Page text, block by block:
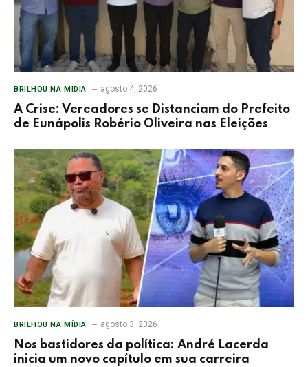
BRILHOU NA MÍDIA agosto 4, 2026
A Crise: Vereadores se Distanciam do Prefeito
de Eunápolis Robério Oliveira nas Eleições
BRILHOU NA MÍDIA agosto 3, 2026
Nos bastidores da política: André Lacerda
inicia um novo capítulo em sua carreira